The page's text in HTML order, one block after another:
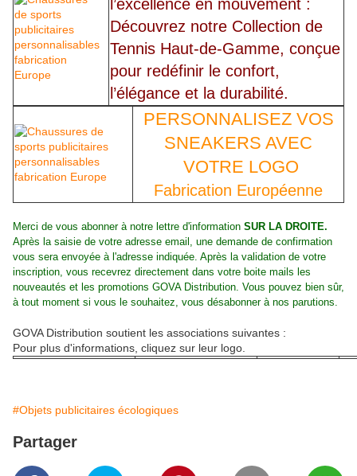
l’excellence en mouvement :
Découvrez notre Collection de
Tennis Haut-de-Gamme, conçue
pour redéfinir le confort,
l’élégance et la durabilité.
PERSONNALISEZ VOS
SNEAKERS AVEC
VOTRE LOGO
Fabrication Européenne
Merci de vous abonner à notre lettre d'information SUR LA DROITE.
Après la saisie de votre adresse email, une demande de confirmation
vous sera envoyée à l'adresse indiquée. Après la validation de votre
inscription, vous recevrez directement dans votre boite mails les
nouveautés et les promotions GOVA Distribution. Vous pouvez bien sûr,
à tout moment si vous le souhaitez, vous désabonner à nos parutions.
GOVA Distribution soutient les associations suivantes :
Pour plus d'informations, cliquez sur leur logo.
#Objets publicitaires écologiques
Partager